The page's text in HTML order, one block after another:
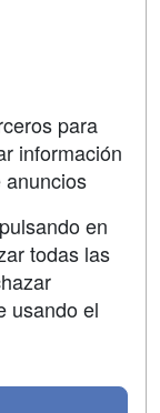
para
información
en
todas las
usando el